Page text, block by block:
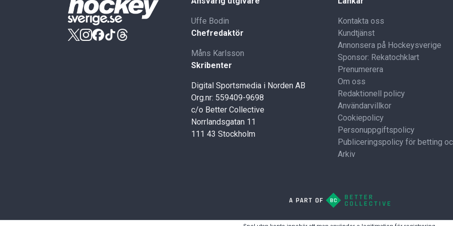
Uffe Bodin
Chefredaktör
Måns Karlsson
Skribenter
Digital Sportsmedia i Norden AB
Org.nr: 559409-9698
c/o Better Collective
Norrlandsgatan 11
111 43 Stockholm
Kontakta oss
Kundtjänst
Annonsera på Hockeysverige
Sponsor: Rekatochklart
Prenumerera
Om oss
Redaktionell policy
Användarvillkor
Cookiepolicy
Personuppgiftspolicy
Publiceringspolicy för betting
Arkiv